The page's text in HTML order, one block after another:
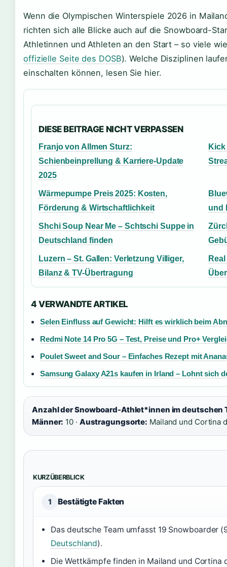
Wenn die Olympischen Winterspiele 2026 in
richten sich alle Blicke auch auf die Snowboard-
Athletinnen und Athleten an den Start – so viele
offizielle Seite des DOSB). Welche Disziplinen
einschalten können, lesen Sie hier.
DIESE BEITRAGE NICHT VERPASSEN
Franjo von Allmen Sturz:
Schienbeinprellung & Karriere-Update
2025
Wärmepumpe Preis 2025: Kosten,
Förderung & Wirtschaftlichkeit
und
Shchi Soup Near Me – Schtschi Suppe in
Deutschland finden
Luzern – St. Gallen: Verletzung Villiger,
Bilanz & TV-Übertragung
4 VERWANDTE ARTIKEL
Selen Einfluss auf Gewicht: Hilft es wirklich beim
Redmi Note 14 Pro 5G – Test, Preise und Pro+
Poulet Sweet and Sour – Einfaches Rezept mit
Samsung Galaxy A21s kaufen in Irland – Lohnt sich
Anzahl der Snowboard-Athlet*innen im deutschen
Männer: 10 · Austragungsorte: Mailand und Cortina
KURZÜBERBLICK
1 Bestätigte Fakten
Das deutsche Team umfasst 19 Snowboarder
Deutschland).
Die Wettkämpfe finden in Mailand und Cortina